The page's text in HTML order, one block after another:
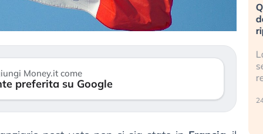
Money.it come
preferita su Google
Investitori
lo scoppio
Quando la finanza pesa più
dell’economia reale. L’America sta
ripetendo gli errori del 2008?
La ricchezza mondiale cresce, ma è
sempre più sganciata dall’economia
reale. (…)
24 luglio 2026